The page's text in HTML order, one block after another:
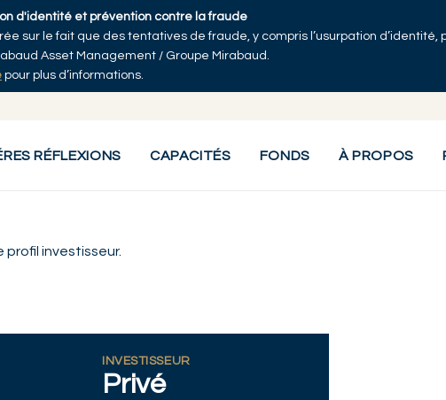
d'identité et prévention contre la fraude
sur le fait que des tentatives de fraude, y compris l’usurpation
Asset Management / Groupe Mirabaud.
pour plus d’informations.
RÉFLEXIONS CAPACITÉS FONDS À PROPOS
investisseur.
INVESTISSEUR
Privé